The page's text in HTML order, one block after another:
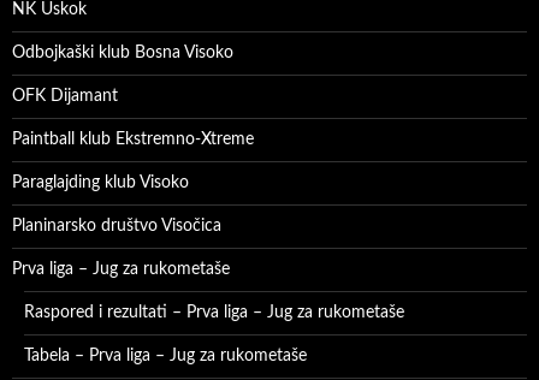
NK Uskok
Odbojkaški klub Bosna Visoko
OFK Dijamant
Paintball klub Ekstremno-Xtreme
Paraglajding klub Visoko
Planinarsko društvo Visočica
Prva liga – Jug za rukometaše
Raspored i rezultati – Prva liga – Jug za rukometaše
Tabela – Prva liga – Jug za rukometaše